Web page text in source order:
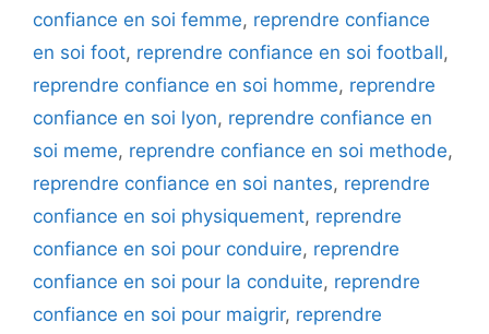
confiance en soi femme, reprendre confiance
en soi foot, reprendre confiance en soi football,
reprendre confiance en soi homme, reprendre
confiance en soi lyon, reprendre confiance en
soi meme, reprendre confiance en soi methode,
reprendre confiance en soi nantes, reprendre
confiance en soi physiquement, reprendre
confiance en soi pour conduire, reprendre
confiance en soi pour la conduite, reprendre
confiance en soi pour maigrir, reprendre